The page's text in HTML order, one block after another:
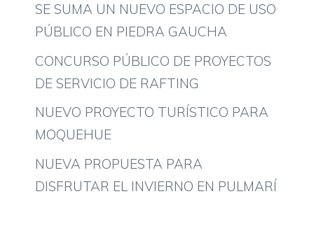
SE SUMA UN NUEVO ESPACIO DE USO
PÚBLICO EN PIEDRA GAUCHA
CONCURSO PÚBLICO DE PROYECTOS
DE SERVICIO DE RAFTING
NUEVO PROYECTO TURÍSTICO PARA
MOQUEHUE
NUEVA PROPUESTA PARA
DISFRUTAR EL INVIERNO EN PULMARÍ